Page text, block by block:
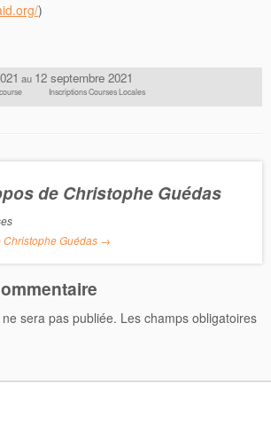
)
au 12 septembre 2021
Inscriptions Courses Locales
de Christophe Guédas
Christophe Guédas →
sera pas publiée. Les champs obligatoires